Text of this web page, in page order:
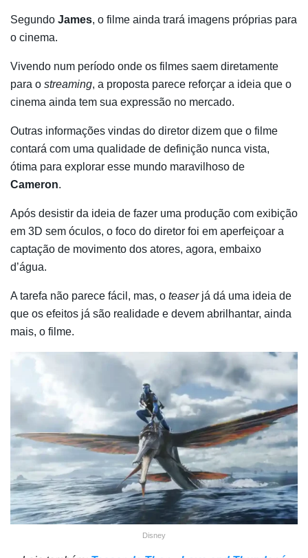
Segundo James, o filme ainda trará imagens próprias para
o cinema.
Vivendo num período onde os filmes saem diretamente
para o streaming, a proposta parece reforçar a ideia que o
cinema ainda tem sua expressão no mercado.
Outras informações vindas do diretor dizem que o filme
contará com uma qualidade de definição nunca vista,
ótima para explorar esse mundo maravilhoso de
Cameron.
Após desistir da ideia de fazer uma produção com exibição
em 3D sem óculos, o foco do diretor foi em aperfeiçoar a
captação de movimento dos atores, agora, embaixo
d’água.
A tarefa não parece fácil, mas, o teaserjá dá uma ideia de
que os efeitos já são realidade e devem abrilhantar, ainda
mais, o filme.
Disney